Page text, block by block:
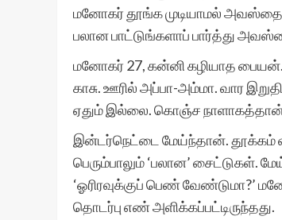
மனோகர் தூங்க முடியாமல்
பலான பாட்டுங்களாப் பார்த்து
மனோகர் 27, கன்னி கழியாத
காசு. ஊரில் அப்பா-அம்மா. வார
ஏதும் இல்லை. கொஞ்ச
இன்டர்நெட்டை மேய்ந்தான். தூக்கம்
பெரும்பாலும் ‘பலான’ சைட்டுகள்.
‘ஓரிரவுக்குப் பெண்
தொடர்பு எண் அளிக்கப்பட்டிருந்தது.